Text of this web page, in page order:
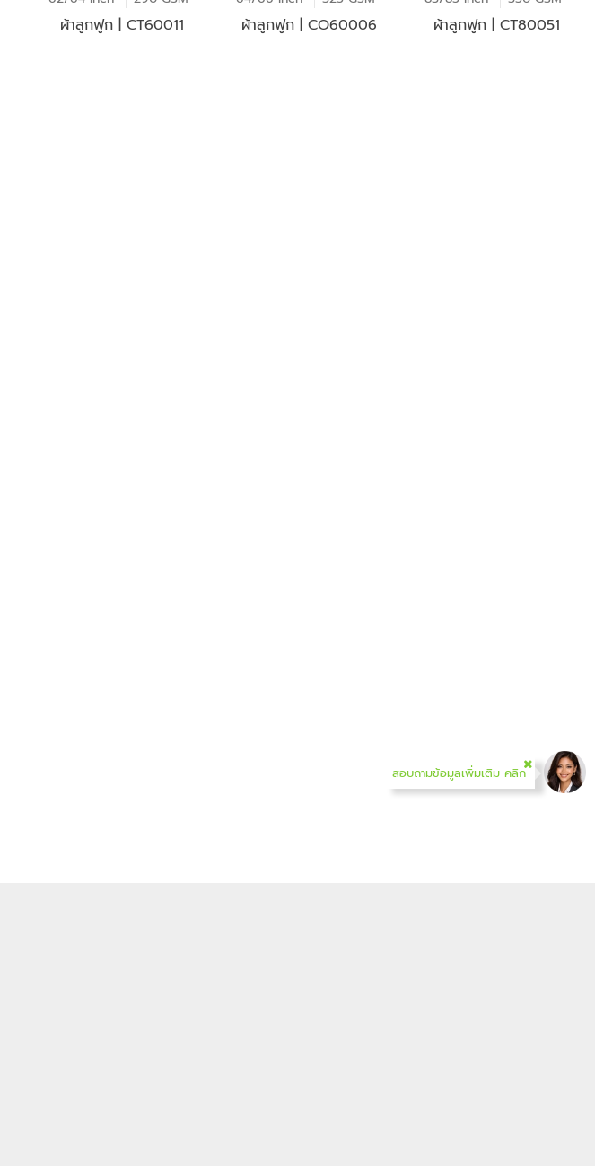
ผ้าลูกฟูก | CT60011 ผ้าลูกฟูก | CO60006 ผ้าลูกฟูก | CT80051
สอบถามข้อมูลเพิ่มเติม คลิก